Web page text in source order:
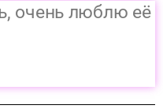
очень люблю её